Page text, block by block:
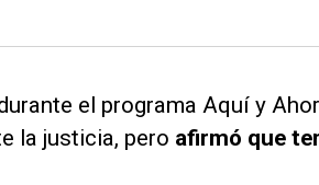
el programa Aquí y
la justicia, pero afirmó que